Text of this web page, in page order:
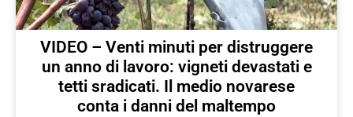
VIDEO – Venti minuti per distruggere
un anno di lavoro: vigneti devastati e
tetti sradicati. Il medio novarese
conta i danni del maltempo